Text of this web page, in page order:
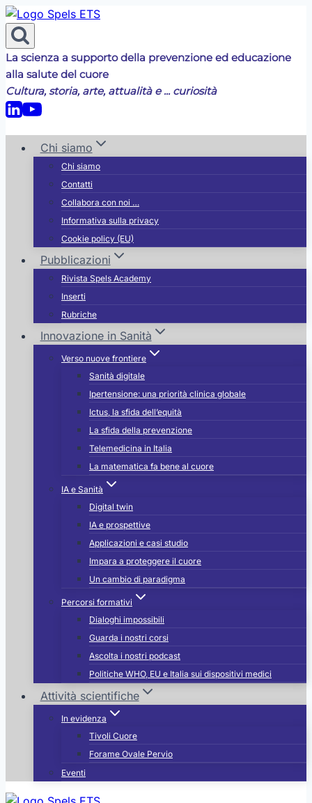
Salta
al
contenuto
La scienza a supporto della prevenzione ed educazione
alla salute del cuore
Cultura, storia, arte, attualità e ... curiosità
Chi siamo
Chi siamo
Contatti
Collabora con noi …
Informativa sulla privacy
Cookie policy (EU)
Pubblicazioni
Rivista Spels Academy
Inserti
Rubriche
Innovazione in Sanità
Verso nuove frontiere
Sanità digitale
Ipertensione: una priorità clinica globale
Ictus, la sfida dell’equità
La sfida della prevenzione
Telemedicina in Italia
La matematica fa bene al cuore
IA e Sanità
Digital twin
IA e prospettive
Applicazioni e casi studio
Impara a proteggere il cuore
Un cambio di paradigma
Percorsi formativi
Dialoghi impossibili
Guarda i nostri corsi
Ascolta i nostri podcast
Politiche WHO, EU e Italia sui dispositivi medici
Attività scientifiche
In evidenza
Tivoli Cuore
Forame Ovale Pervio
Eventi